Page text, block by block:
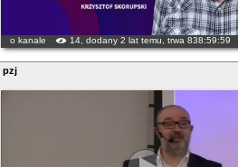
o kanale 14, dodany 2 lat temu, trwa 838:59:59
pzj